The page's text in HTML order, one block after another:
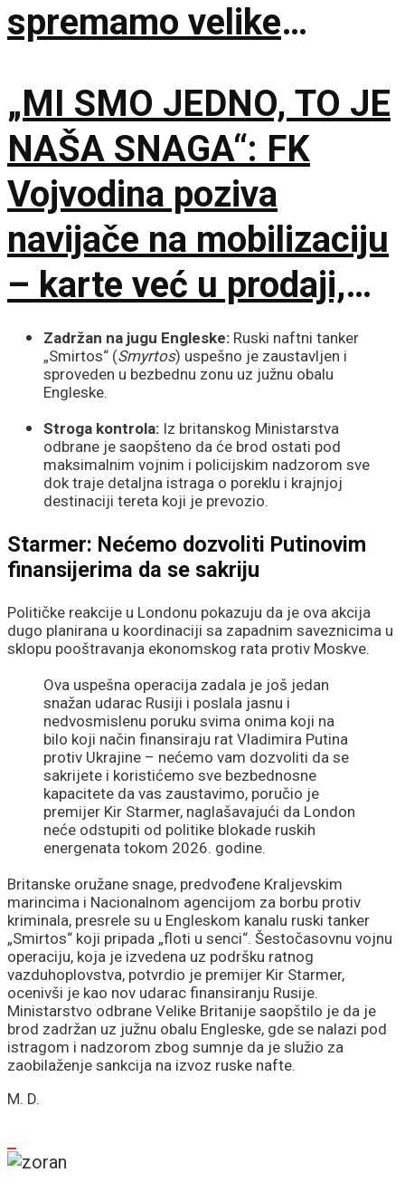
spremamo velike
i Beogradu
„MI SMO JEDNO, TO JE
NAŠA SNAGA“: FK
Vojvodina poziva
navijače na mobilizaciju
– karte već u prodaji,
Novi Sad na nogama!
Zadržan na jugu Engleske: Ruski naftni tanker
„Smirtos“ (Smyrtos) uspešno je zaustavljen i
sproveden u bezbednu zonu uz južnu obalu
Engleske.
Stroga kontrola: Iz britanskog Ministarstva
odbrane je saopšteno da će brod ostati pod
maksimalnim vojnim i policijskim nadzorom sve
dok traje detaljna istraga o poreklu i krajnjoj
destinaciji tereta koji je prevozio.
Starmer: Nećemo dozvoliti Putinovim
finansijerima da se sakriju
Političke reakcije u Londonu pokazuju da je ova akcija
dugo planirana u koordinaciji sa zapadnim saveznicima u
sklopu pooštravanja ekonomskog rata protiv Moskve.
Ova uspešna operacija zadala je još jedan
snažan udarac Rusiji i poslala jasnu i
nedvosmislenu poruku svima onima koji na
bilo koji način finansiraju rat Vladimira Putina
protiv Ukrajine – nećemo vam dozvoliti da se
sakrijete i koristićemo sve bezbednosne
kapacitete da vas zaustavimo, poručio je
premijer Kir Starmer, naglašavajući da London
neće odstupiti od politike blokade ruskih
energenata tokom 2026. godine.
Britanske oružane snage, predvođene Kraljevskim
marincima i Nacionalnom agencijom za borbu protiv
kriminala, presrele su u Engleskom kanalu ruski tanker
„Smirtos“ koji pripada „floti u senci“. Šestočasovnu vojnu
operaciju, koja je izvedena uz podršku ratnog
vazduhoplovstva, potvrdio je premijer Kir Starmer,
ocenivši je kao nov udarac finansiranju Rusije.
Ministarstvo odbrane Velike Britanije saopštilo je da je
brod zadržan uz južnu obalu Engleske, gde se nalazi pod
istragom i nadzorom zbog sumnje da je služio za
zaobilaženje sankcija na izvoz ruske nafte.
M. D.